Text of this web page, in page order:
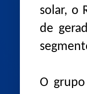
solar, o
de
O